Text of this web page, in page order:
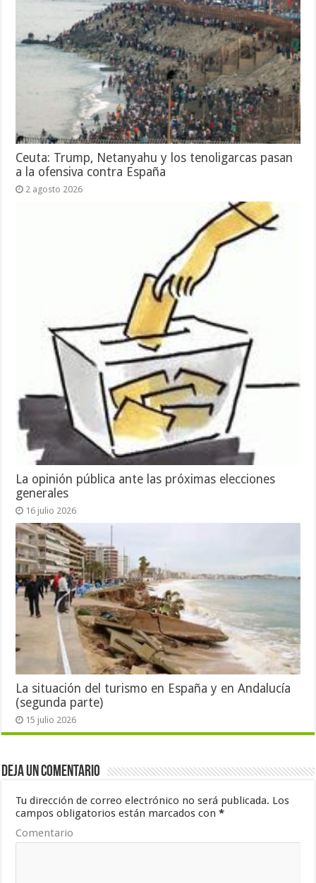
Ceuta: Trump, Netanyahu y los tenoligarcas pasan
a la ofensiva contra España
2 agosto 2026
La opinión pública ante las próximas elecciones
generales
16 julio 2026
La situación del turismo en España y en Andalucía
(segunda parte)
15 julio 2026
Deja un comentario
Tu dirección de correo electrónico no será publicada. Los
campos obligatorios están marcados con*
Comentario